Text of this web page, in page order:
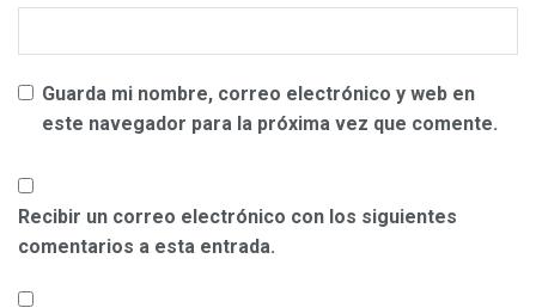
Guarda mi nombre, correo electrónico y web en
este navegador para la próxima vez que comente.
Recibir un correo electrónico con los siguientes
comentarios a esta entrada.